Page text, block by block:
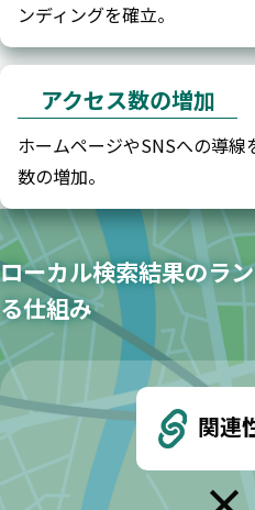
ンディングを確立。
アクセス数の増加
ホームページやSNSへの導
数の増加。
ローカル検索結果のラ
る仕組み
関連